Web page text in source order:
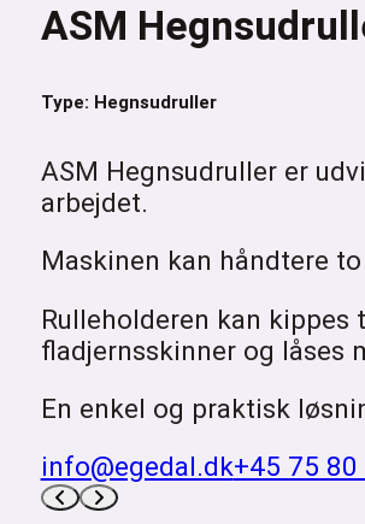
ASM
Type: Hegnsudruller
ASM Hegnsudruller er
arbejdet.
Maskinen kan håndtere
Rulleholderen kan
fladjernsskinner og låses
En enkel og praktisk
info@egedal.dk+45 75 80